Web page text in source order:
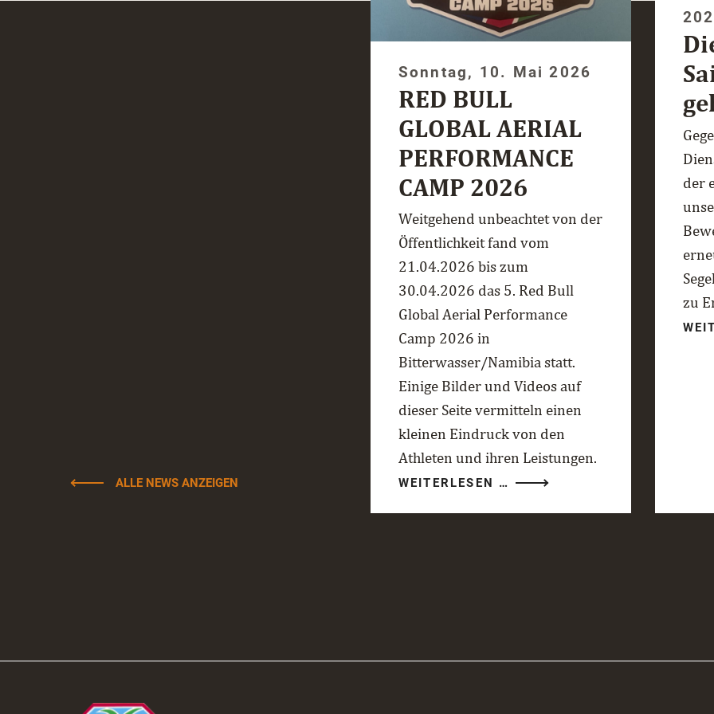
ALLE NEWS ANZEIGEN
Sonntag, 10. Mai 2026
RED BULL
GLOBAL AERIAL
PERFORMANCE
CAMP 2026
Weitgehend unbeachtet von der
Öffentlichkeit fand vom
21.04.2026 bis zum
30.04.2026 das 5. Red Bull
Global Aerial Performance
Camp 2026 in
Bitterwasser/Namibia statt.
Einige Bilder und Videos auf
dieser Seite vermitteln einen
kleinen Eindruck von den
Athleten und ihren Leistungen.
WEITERLESEN … BULL
AERIAL
der
zu